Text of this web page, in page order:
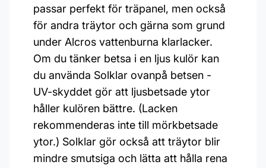
passar perfekt för träpanel, men också
för andra träytor och gärna som grund
under Alcros vattenburna klarlacker.
Om du tänker betsa i en ljus kulör kan
du använda Solklar ovanpå betsen -
UV-skyddet gör att ljusbetsade ytor
håller kulören bättre. (Lacken
rekommenderas inte till mörkbetsade
ytor.) Solklar gör också att träytor blir
mindre smutsiga och lätta att hålla rena